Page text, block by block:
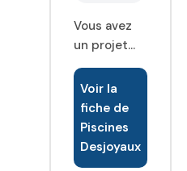
Vous avez
un projet
piscine, un
projet de
rénovation
ou tout
simplement
besoin des
Voir la
fiche de
Piscines
Desjoyaux